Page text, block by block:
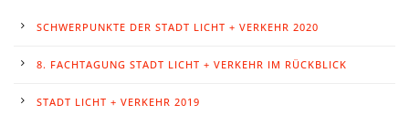
SCHWERPUNKTE DER STADT LICHT + VERKEHR 2020
8. FACHTAGUNG STADT LICHT + VERKEHR IM RÜCKBLICK
STADT LICHT + VERKEHR 2019